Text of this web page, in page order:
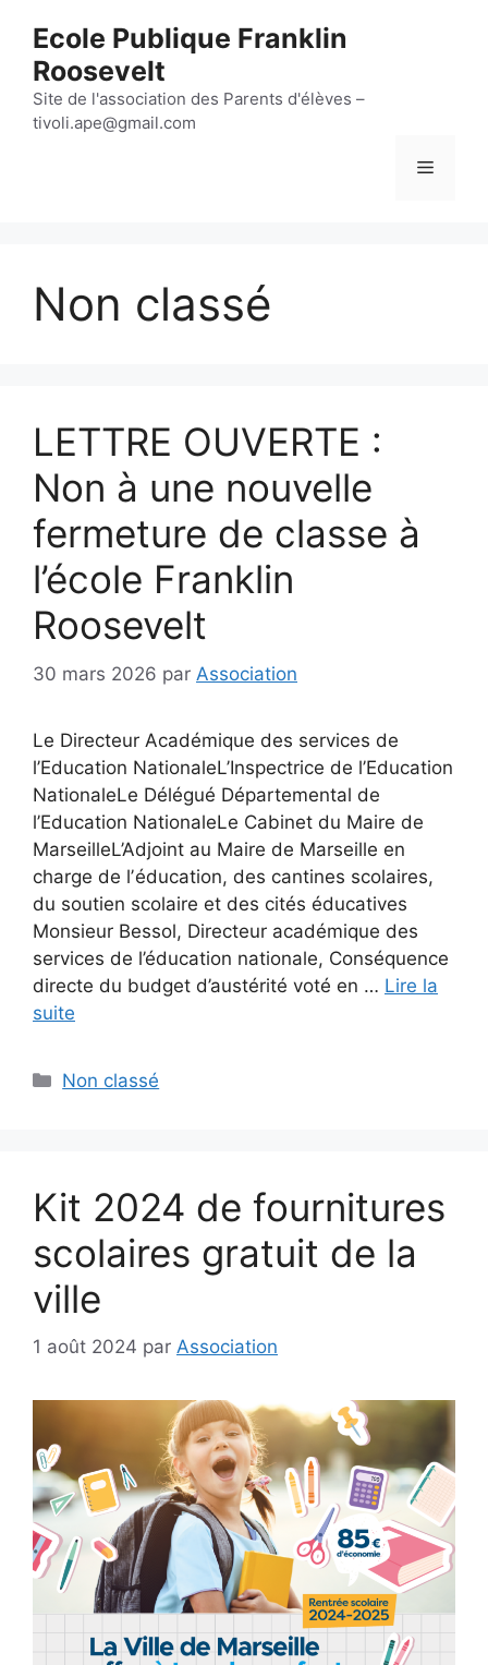
contenu
Ecole Publique Franklin
Roosevelt
Site de l'association des Parents d'élèves –
tivoli.ape@gmail.com
Menu
Non classé
LETTRE OUVERTE :
Non à une nouvelle
fermeture de classe à
l’école Franklin
Roosevelt
30 mars 2026 par Association
Le Directeur Académique des services de
l’Education NationaleL’Inspectrice de l’Education
NationaleLe Délégué Départemental de
l’Education NationaleLe Cabinet du Maire de
MarseilleL’Adjoint au Maire de Marseille en
charge de lʼéducation, des cantines scolaires,
du soutien scolaire et des cités éducatives
Monsieur Bessol, Directeur académique des
services de l’éducation nationale, Conséquence
directe du budget d’austérité voté en … Lire la
suite
Catégories
Non classé
Kit 2024 de fournitures
scolaires gratuit de la
ville
1 août 2024 par Association